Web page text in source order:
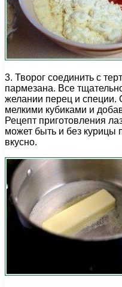
3. Творог соединить с
пармезана. Все
желании перец и специи.
мелкими кубиками и
Рецепт приготовления
может быть и без курицы
вкусно.